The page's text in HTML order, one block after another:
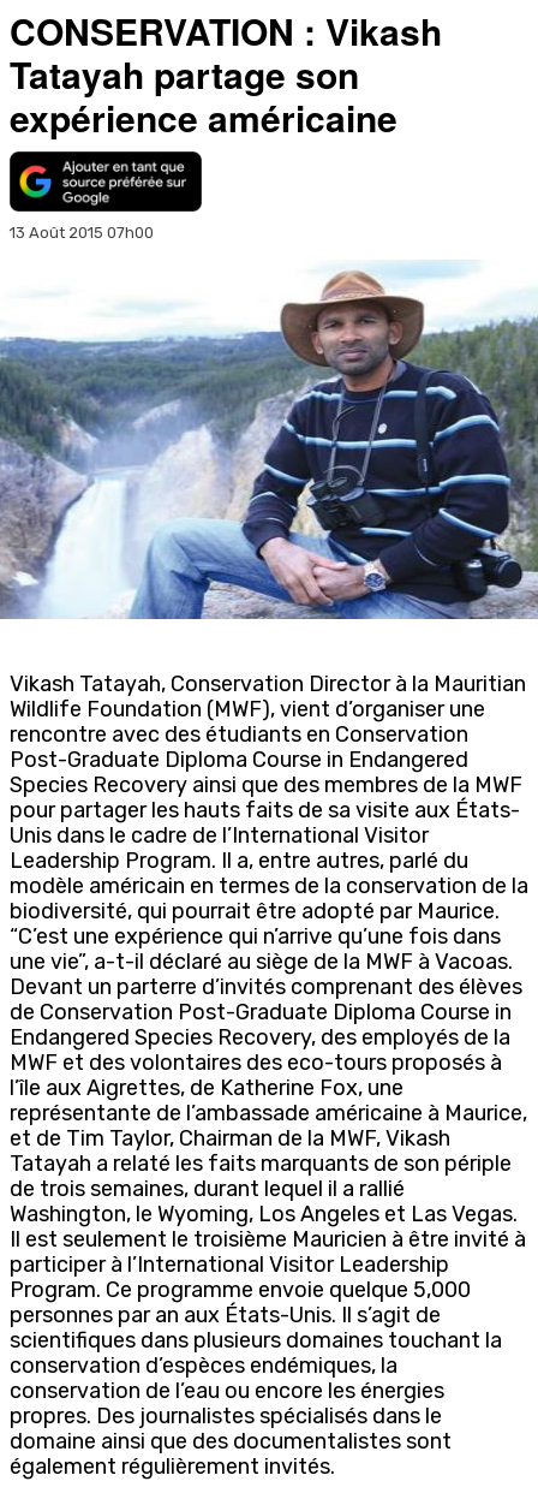
CONSERVATION : Vikash
Tatayah partage son
expérience américaine
13 Août 2015 07h00
Vikash Tatayah, Conservation Director à la Mauritian
Wildlife Foundation (MWF), vient d’organiser une
rencontre avec des étudiants en Conservation
Post-Graduate Diploma Course in Endangered
Species Recovery ainsi que des membres de la MWF
pour partager les hauts faits de sa visite aux États-
Unis dans le cadre de l’International Visitor
Leadership Program. Il a, entre autres, parlé du
modèle américain en termes de la conservation de la
biodiversité, qui pourrait être adopté par Maurice.
“C’est une expérience qui n’arrive qu’une fois dans
une vie”, a-t-il déclaré au siège de la MWF à Vacoas.
Devant un parterre d’invités comprenant des élèves
de Conservation Post-Graduate Diploma Course in
Endangered Species Recovery, des employés de la
MWF et des volontaires des eco-tours proposés à
l’île aux Aigrettes, de Katherine Fox, une
représentante de l’ambassade américaine à Maurice,
et de Tim Taylor, Chairman de la MWF, Vikash
Tatayah a relaté les faits marquants de son périple
de trois semaines, durant lequel il a rallié
Washington, le Wyoming, Los Angeles et Las Vegas.
Il est seulement le troisième Mauricien à être invité à
participer à l’International Visitor Leadership
Program. Ce programme envoie quelque 5,000
personnes par an aux États-Unis. Il s’agit de
scientifiques dans plusieurs domaines touchant la
conservation d’espèces endémiques, la
conservation de l’eau ou encore les énergies
propres. Des journalistes spécialisés dans le
domaine ainsi que des documentalistes sont
également régulièrement invités.